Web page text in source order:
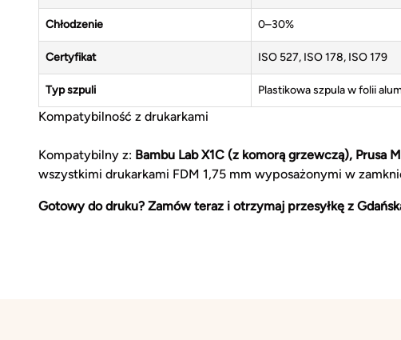
Chłodzenie 0–30%
Certyfikat ISO 527, ISO 178, ISO 179
Typ szpuli Plastikowa szpula w folii
Kompatybilność z drukarkami
Kompatybilny z: Bambu Lab X1C (z komorą grzewczą), Prusa
wszystkimi drukarkami FDM 1,75 mm wyposażonymi w
Gotowy do druku? Zamów teraz i otrzymaj przesyłkę z